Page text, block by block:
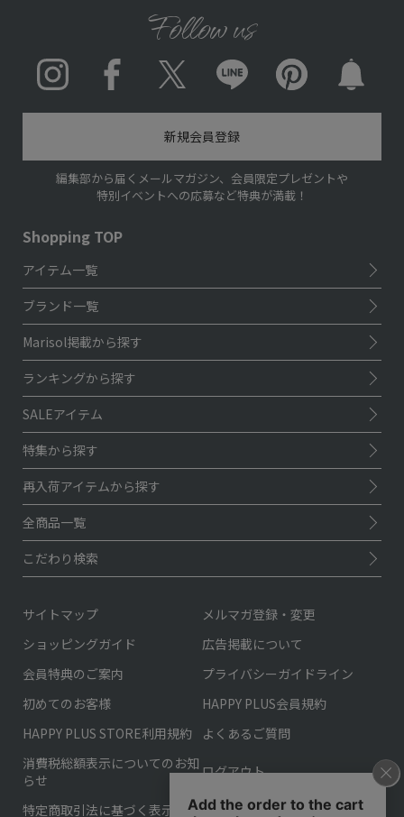
Follow us
InstagramFacebookX LINE pinterest
新規会員登録
編集部から届くメールマガジン、会員限定プレゼントや
特別イベントへの応募など特典が満載！
Shopping TOP
アイテム一覧
ブランド一覧
Marisol掲載から探す
ランキングから探す
SALEアイテム
特集から探す
再入荷アイテムから探す
全商品一覧
こだわり検索
サイトマップ
メルマガ登録・変更
ショッピングガイド
広告掲載について
会員特典のご案内
プライバシーガイドライン
初めてのお客様
HAPPY PLUS会員規約
HAPPY PLUS STORE利用規約
よくあるご質問
消費税総額表示についてのお知
らせ
ログアウト
特定商取引法に基づく表示